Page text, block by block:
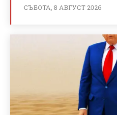
СЪБОТА, 8 АВГУСТ 2026